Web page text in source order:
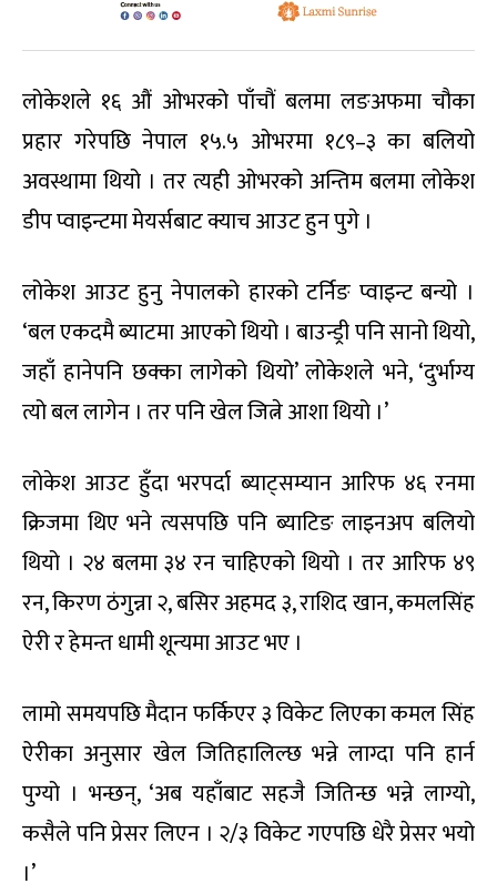
लोकेशले १६ औं ओभरको पाँचौं बलमा लङअफमा चौका
प्रहार गरेपछि नेपाल १५.५ ओभरमा १८९–३ का बलियो
अवस्थामा थियो । तर त्यही ओभरको अन्तिम बलमा लोकेश
डीप प्वाइन्टमा मेयर्सबाट क्याच आउट हुन पुगे ।
लोकेश आउट हुनु नेपालको हारको टर्निङ प्वाइन्ट बन्यो ।
‘बल एकदमै ब्याटमा आएको थियो । बाउन्ड्री पनि सानो थियो,
जहाँ हानेपनि छक्का लागेको थियो’ लोकेशले भने, ‘दुर्भाग्य
त्यो बल लागेन । तर पनि खेल जित्ने आशा थियो ।’
लोकेश आउट हुँदा भरपर्दा ब्याट्सम्यान आरिफ ४६ रनमा
क्रिजमा थिए भने त्यसपछि पनि ब्याटिङ लाइनअप बलियो
थियो । २४ बलमा ३४ रन चाहिएको थियो । तर आरिफ ४९
रन, किरण ठंगुन्ना २, बसिर अहमद ३, राशिद खान, कमलसिंह
ऐरी र हेमन्त धामी शून्यमा आउट भए ।
लामो समयपछि मैदान फर्किएर ३ विकेट लिएका कमल सिंह
ऐरीका अनुसार खेल जितिहालिल्छ भन्ने लाग्दा पनि हार्न
पुग्यो । भन्छन्, ‘अब यहाँबाट सहजै जितिन्छ भन्ने लाग्यो,
कसैले पनि प्रेसर लिएन । २/३ विकेट गएपछि धेरै प्रेसर भयो
।’